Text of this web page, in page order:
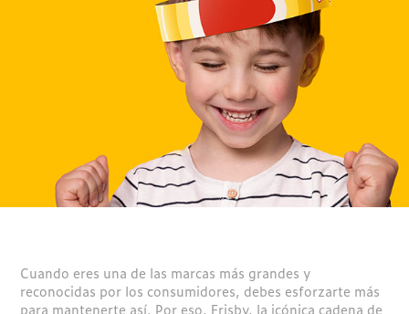
Cuando eres una de las marcas más grandes y
reconocidas por los consumidores, debes esforzarte más
para mantenerte así. Por eso, Frisby, la icónica cadena de